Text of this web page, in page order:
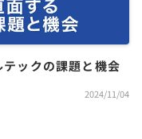
ックの課題と機会
2024/11/04